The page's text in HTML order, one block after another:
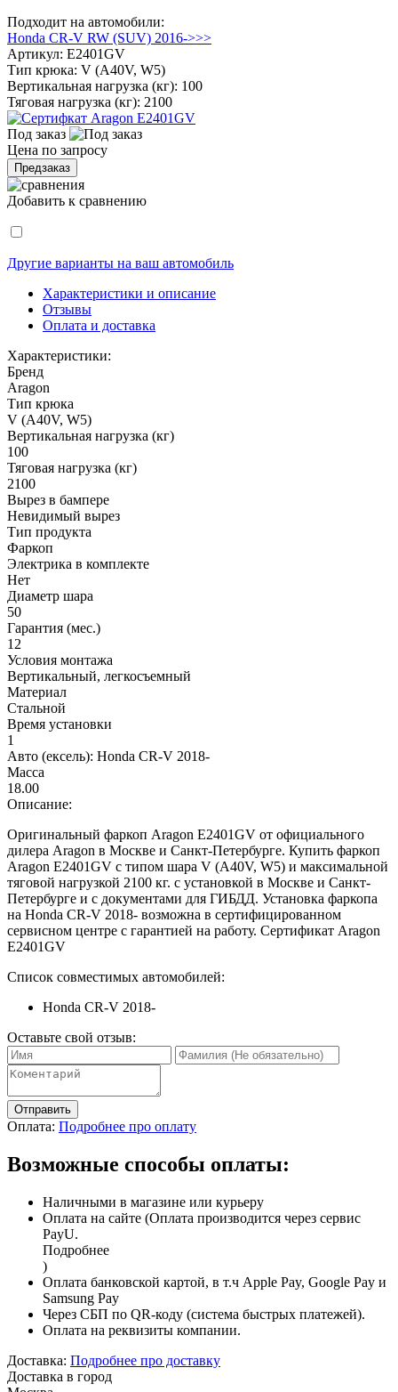
Подходит на автомобили:
Honda CR-V RW (SUV) 2016->>>
Артикул: E2401GV
Тип крюка: V (A40V, W5)
Вертикальная нагрузка (кг): 100
Тяговая нагрузка (кг): 2100
Под заказ
Цена по запросу
Предзаказ
Добавить к сравнению
Другие варианты на ваш автомобиль
Характеристики и описание
Отзывы
Оплата и доставка
Характеристики:
Бренд
Aragon
Тип крюка
V (A40V, W5)
Вертикальная нагрузка (кг)
100
Тяговая нагрузка (кг)
2100
Вырез в бампере
Невидимый вырез
Тип продукта
Фаркоп
Электрика в комплекте
Нет
Диаметр шара
50
Гарантия (мес.)
12
Условия монтажа
Вертикальный, легкосъемный
Материал
Стальной
Время установки
1
Авто (ексель): Honda CR-V 2018-
Масса
18.00
Описание:
Оригинальный фаркоп Aragon E2401GV от официального
дилера Aragon в Москве и Санкт-Петербурге. Купить фаркоп
Aragon E2401GV с типом шара V (A40V, W5) и максимальной
тяговой нагрузкой 2100 кг. с установкой в Москве и Санкт-
Петербурге и с документами для ГИБДД. Установка фаркопа
на Honda CR-V 2018- возможна в сертифицированном
сервисном центре с гарантией на работу. Сертификат Aragon
E2401GV
Список совместимых автомобилей:
Honda CR-V 2018-
Оставьте свой отзыв:
Отправить
Оплата: Подробнее про оплату
Возможные способы оплаты:
Наличными в магазине или курьеру
Оплата на сайте (Оплата производится через сервис
PayU.
Подробнее
)
Оплата банковской картой, в т.ч Apple Pay, Google Pay и
Samsung Pay
Через СБП по QR-коду (система быстрых платежей).
Оплата на реквизиты компании.
Доставка: Подробнее про доставку
Доставка в город